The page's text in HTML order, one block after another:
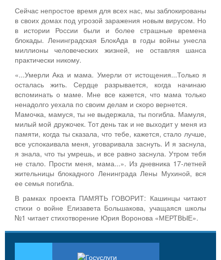
Сельские поселения
Сейчас непростое время для всех нас, мы заблокированы
в своих домах под угрозой заражения новым вирусом. Но
в истории России были и более страшные времена
блокады. Ленинградская БлокАда в годы войны унесла
миллионы человеческих жизней, не оставляя шанса
практически никому.
«...Умерли Ака и мама. Умерли от истощения...Только я
осталась жить. Сердце разрывается, когда начинаю
вспоминать о маме. Мне все кажется, что мама только
ненадолго уехала по своим делам и скоро вернется.
Мамочка, мамуся, ты не выдержала, ты погибла. Мамуля,
милый мой дружочек. Тот день так и не выходит у меня из
памяти, когда ты сказала, что тебе, кажется, стало лучше,
все успокаивала меня, уговаривала заснуть. И я заснула,
я знала, что ты умрешь, и все равно заснула. Утром тебя
не стало. Прости меня, мама...». Из дневника 17-летней
жительницы блокадного Ленинграда Лены Мухиной, вся
ее семья погибла.
В рамках проекта ПАМЯТЬ ГОВОРИТ: Кашинцы читают
стихи о войне Елизавета Большакова, учащаяся школы
№1 читает стихотворение Юрия Воронова «МЕРТВЫЕ».